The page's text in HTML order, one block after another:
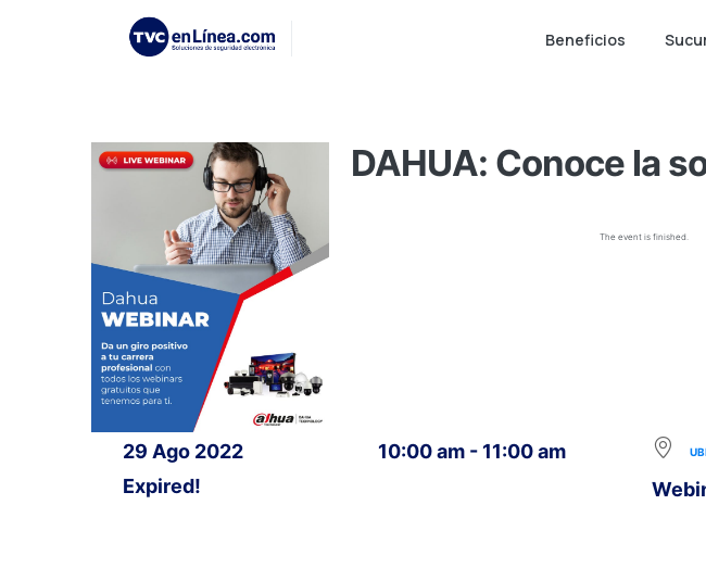
Beneficios
DAHUA: Conoce la
The event is finished.
29 Ago 2022
Expired!
10:00 am - 11:00 am